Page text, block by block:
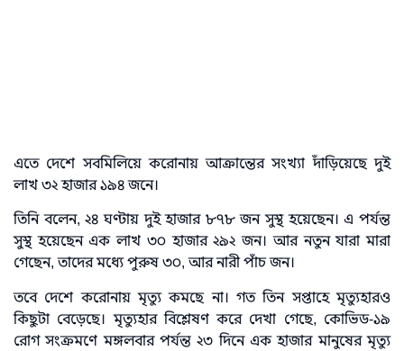
এতে দেশে সবমিলিয়ে করোনায় আক্রান্তের সংখ্যা দাঁড়িয়েছে দুই
লাখ ৩২ হাজার ১৯৪ জনে।
তিনি বলেন, ২৪ ঘণ্টায় দুই হাজার ৮৭৮ জন সুস্থ হয়েছেন। এ পর্যন্ত
সুস্থ হয়েছেন এক লাখ ৩০ হাজার ২৯২ জন। আর নতুন যারা মারা
গেছেন, তাদের মধ্যে পুরুষ ৩০, আর নারী পাঁচ জন।
তবে দেশে করোনায় মৃত্যু কমছে না। গত তিন সপ্তাহে মৃত্যুহারও
কিছুটা বেড়েছে। মৃত্যুহার বিশ্লেষণ করে দেখা গেছে, কোভিড-১৯
রোগ সংক্রমণে মঙ্গলবার পর্যন্ত ২৩ দিনে এক হাজার মানুষের মৃত্যু